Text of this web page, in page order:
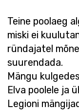
Teine poolaeg
miski ei
ründajatel
suurendada.
Mängu
Elva poolele ja
Legioni